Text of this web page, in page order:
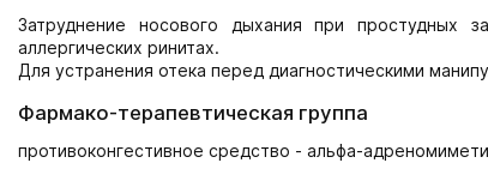
Затруднение носового дыхания при простудных
аллергических ринитах.
Для устранения отека перед диагностическими
Фармако-терапевтическая группа
противоконгестивное средство - альфа-